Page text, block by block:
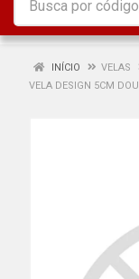
INÍCIO VELAS
VELA DESIGN 5CM